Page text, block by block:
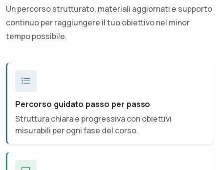
Un percorso strutturato, materiali aggiornati e supporto
continuo per raggiungere il tuo obiettivo nel minor
tempo possibile.
Percorso guidato passo per passo
Struttura chiara e progressiva con obiettivi
misurabili per ogni fase del corso.